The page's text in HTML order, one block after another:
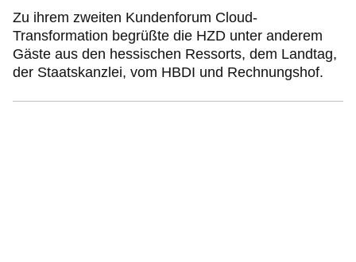
Zu ihrem zweiten Kundenforum Cloud-
Transformation begrüßte die HZD unter anderem
Gäste aus den hessischen Ressorts, dem Landtag,
der Staatskanzlei, vom HBDI und Rechnungshof.